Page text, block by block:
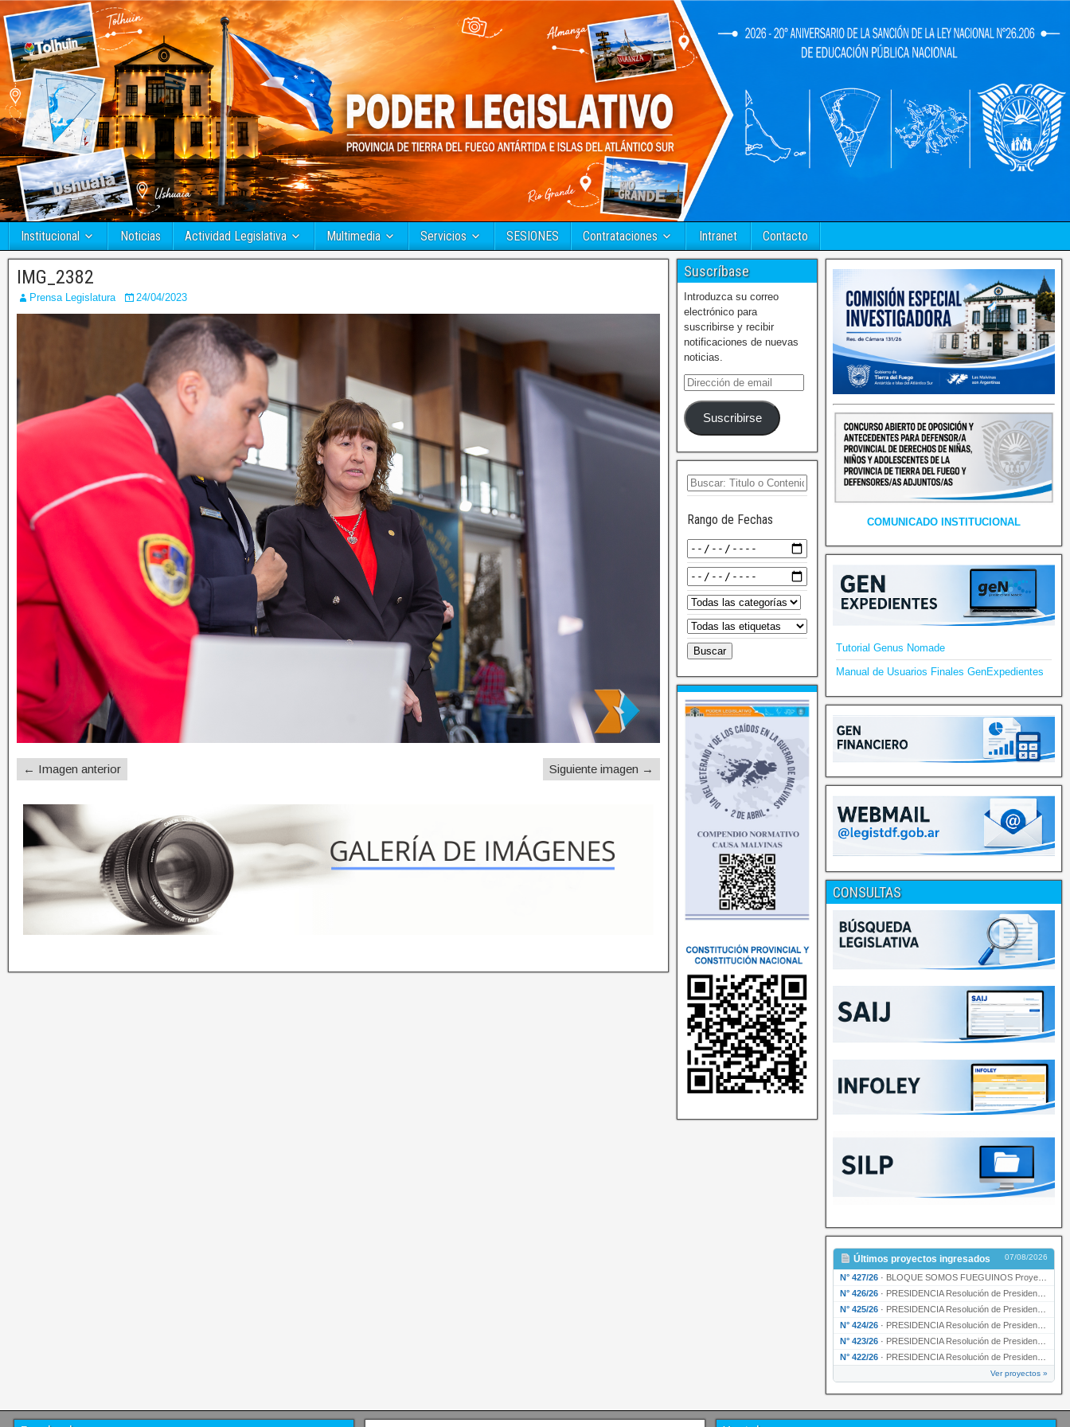
Institucional Noticias Actividad Legislativa Multimedia Servicios SESIONES Contrataciones Intranet Contacto
IMG_2382
Prensa Legislatura 24/04/2023
← Imagen anterior Siguiente imagen →
Suscríbase
Introduzca su correo
electrónico para
suscribirse y recibir
notificaciones de nuevas
noticias.
Suscribirse
Rango de Fechas COMUNICADO INSTITUCIONAL
Tutorial Genus Nomade
Manual de Usuarios Finales GenExpedientes
CONSULTAS
Últimos proyectos ingresados 07/08/2026
N° 427/26 · BLOQUE SOMOS FUEGUINOS Proyecto de Declaración declarando de interés provincial PRESIDENCI…
N° 426/26 · PRESIDENCIA Resolución de Presidencia N° 216/26 declarando de interés provincial la labor …
N° 425/26 · PRESIDENCIA Resolución de Presidencia N° 212/26 declarando de interés provincial el “50° A…
N° 424/26 · PRESIDENCIA Resolución de Presidencia Nº 210/26 declarando de interés provincial el proyec…
N° 423/26 · PRESIDENCIA Resolución de Presidencia Nº 209/26 declarando de interés provincial la presen…
N° 422/26 · PRESIDENCIA Resolución de Presidencia N° 200/26 para su ratificación.
Ver proyectos »